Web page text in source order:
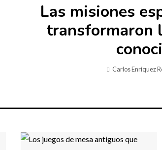
Las misiones
transformaron
Carlos Enríquez